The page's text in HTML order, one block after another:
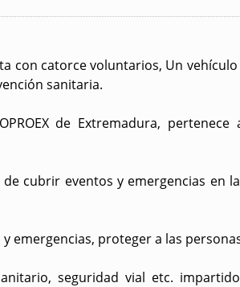
con catorce voluntarios, Un
sanitaria.
de Extremadura,
cubrir eventos y emergencias en
emergencias, proteger a las
seguridad vial etc.